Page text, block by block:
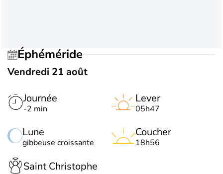
Éphéméride
Vendredi 21 août
Journée
-2 min
Lune
gibbeuse croissante
Lever
05h47
Coucher
18h56
Saint Christophe